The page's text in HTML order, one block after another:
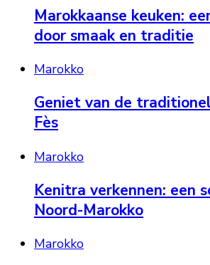
Marokkaanse keuken:
door smaak en traditie
Marokko
Geniet van de
Fès
Marokko
Kenitra verkennen: een
Noord-Marokko
Marokko